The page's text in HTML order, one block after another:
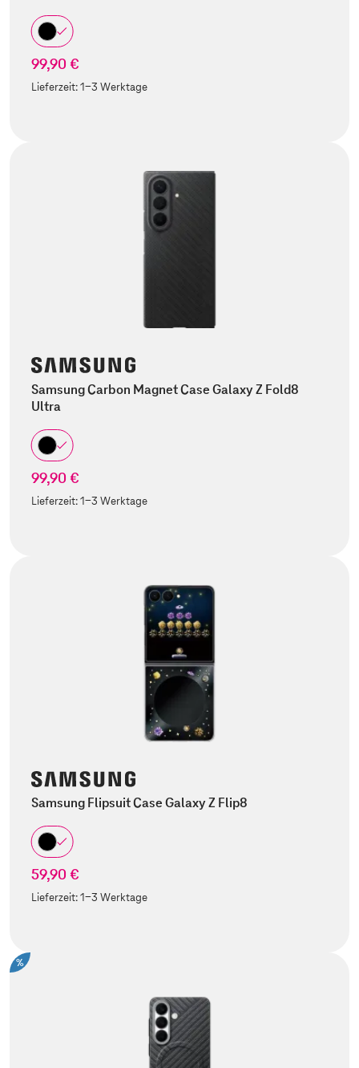
99,90 €
Lieferzeit:1-3 Werktage
Samsung Carbon Magnet Case Galaxy Z Fold8
Ultra
99,90 €
Lieferzeit:1-3 Werktage
Samsung Flipsuit Case Galaxy Z Flip8
59,90 €
Lieferzeit:1-3 Werktage
%